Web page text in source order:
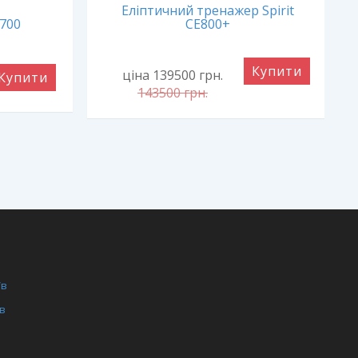
Еліптичний тренажер Spirit
CE800+
ціна 139500 грн.
143500грн.
Купити